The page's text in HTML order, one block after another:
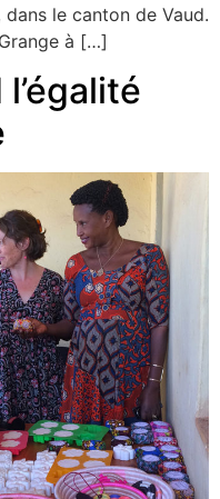
le canton de Vaud.
à […]